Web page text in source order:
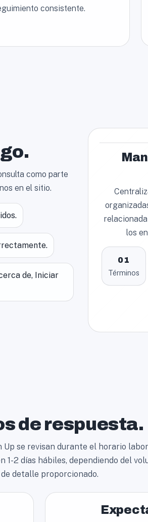
consistente.
como parte
en el sitio.
de, Iniciar
los
01
Términos
de respuesta.
se revisan durante el horario
1-2 días hábiles, dependiendo del
detalle proporcionado.